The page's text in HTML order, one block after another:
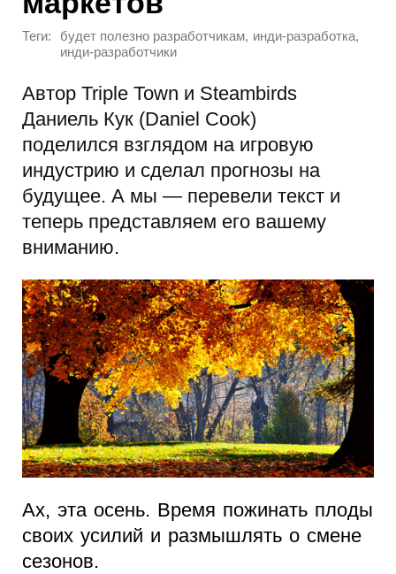
Теги: будет полезно разработчикам, инди-разработка,
инди-разработчики
Автор Triple Town и Steambirds
Даниель Кук (Daniel Cook)
поделился взглядом на игровую
индустрию и сделал прогнозы на
будущее. А мы — перевели текст и
теперь представляем его вашему
вниманию.
Ах, эта осень. Время пожинать плоды
своих усилий и размышлять о смене
сезонов.